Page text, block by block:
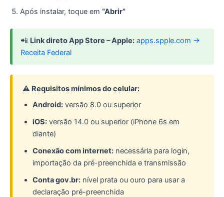
Após instalar, toque em “Abrir”
📲 Link direto App Store – Apple: apps.spple.com →
Receita Federal
⚠️ Requisitos mínimos do celular:
Android: versão 8.0 ou superior
iOS: versão 14.0 ou superior (iPhone 6s em
diante)
Conexão com internet: necessária para login,
importação da pré-preenchida e transmissão
Conta gov.br: nível prata ou ouro para usar a
declaração pré-preenchida